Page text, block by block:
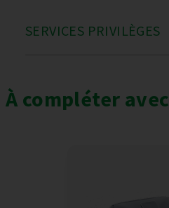
SERVICES PRIVILÈGES
À compléter avec